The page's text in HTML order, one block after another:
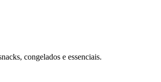
congelados e essenciais.